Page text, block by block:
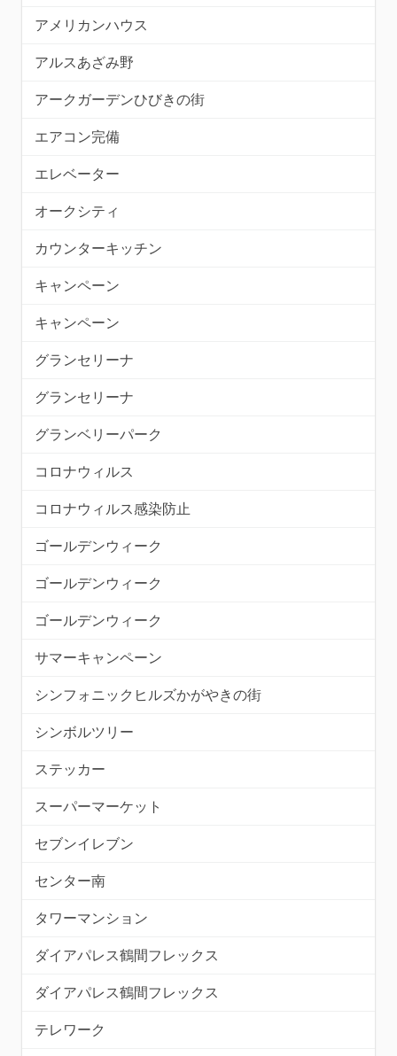
アメリカンハウス
アルスあざみ野
アークガーデンひびきの街
エアコン完備
エレベーター
オークシティ
カウンターキッチン
キャンペーン
キャンペーン
グランセリーナ
グランセリーナ
グランベリーパーク
コロナウィルス
コロナウィルス感染防止
ゴールデンウィーク
ゴールデンウィーク
ゴールデンウィーク
サマーキャンペーン
シンフォニックヒルズかがやきの街
シンボルツリー
ステッカー
スーパーマーケット
セブンイレブン
センター南
タワーマンション
ダイアパレス鶴間フレックス
ダイアパレス鶴間フレックス
テレワーク